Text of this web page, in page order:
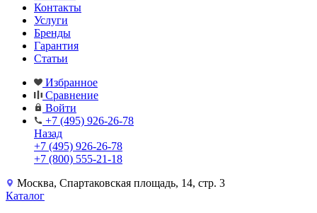
Контакты
Услуги
Бренды
Гарантия
Статьи
Избранное
Сравнение
Войти
+7 (495) 926-26-78
Назад
+7 (495) 926-26-78
+7 (800) 555-21-18
Москва, Спартаковская площадь, 14, стр. 3
Каталог